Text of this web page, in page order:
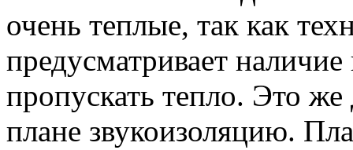
очень теплые, так как
предусматривает
пропускать тепло. Это
плане звукоизоляцию.